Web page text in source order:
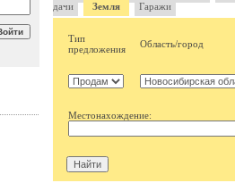
дачи
Земля Гаражи
Тип
предложения
Область/город
Местонахождение: